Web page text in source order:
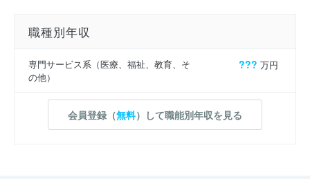
職種別年収
専門サービス系（医療、福祉、教育、そ
の他）
??? 万円
会員登録（無料）して職能別年収を見る